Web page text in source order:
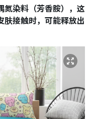
氮染料（芳香胺），这
肤接触时，可能释放出